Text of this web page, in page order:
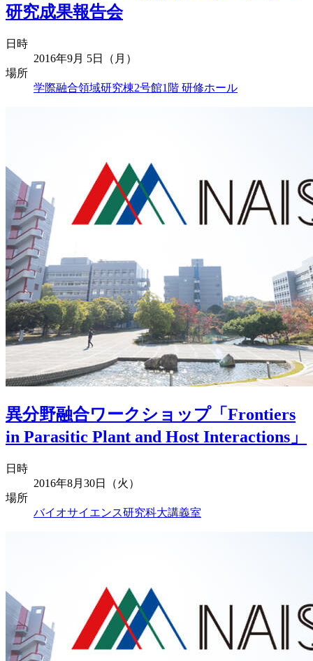
研究成果報告会
日時
2016年9月 5日（月）
場所
学際融合領域研究棟2号館1階 研修ホール
異分野融合ワークショップ「Frontiers
in Parasitic Plant and Host Interactions」
日時
2016年8月30日（火）
場所
バイオサイエンス研究科大講義室